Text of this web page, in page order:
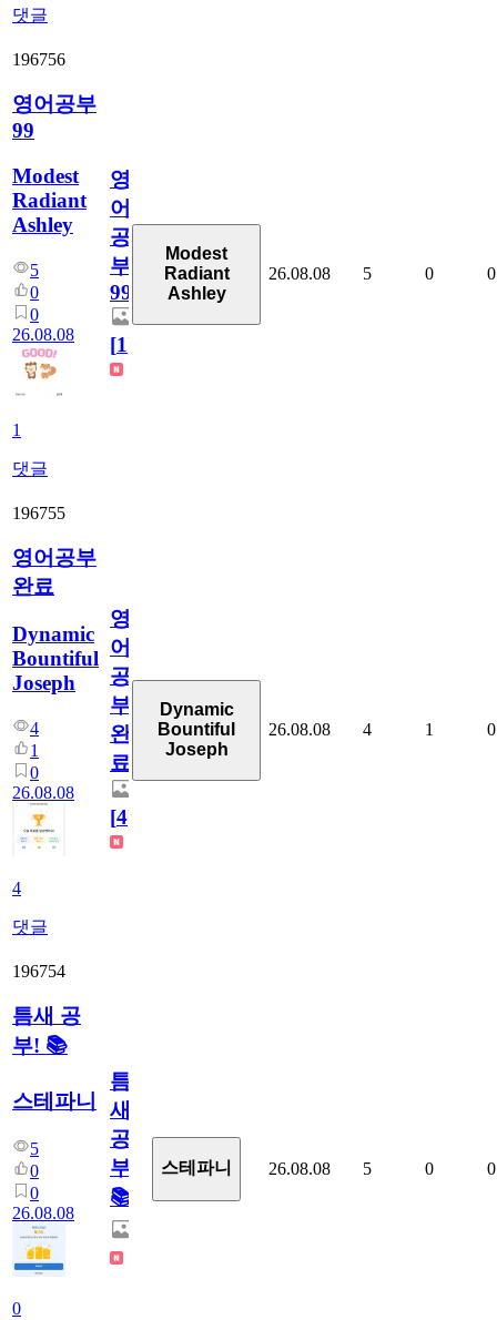
댓글
196756
영어공부
99
Modest
Radiant
Ashley
5
0
0
26.08.08
1
댓글
영
어
공
부
99
[1]
Modest
Radiant
Ashley
26.08.08 5 0 0
196755
영어공부
완료
Dynamic
Bountiful
Joseph
4
1
0
26.08.08
4
댓글
영
어
공
부
완
료
[4]
Dynamic
Bountiful
Joseph
26.08.08 4 1 0
196754
틈새 공
부! 📚
스테파니
5
0
0
26.08.08
0
틈
새
공
부!
📚
스테파니 26.08.08 5 0 0